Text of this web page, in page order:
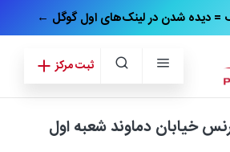
ثبت مرکز
خیابان دماوند شعبه اول